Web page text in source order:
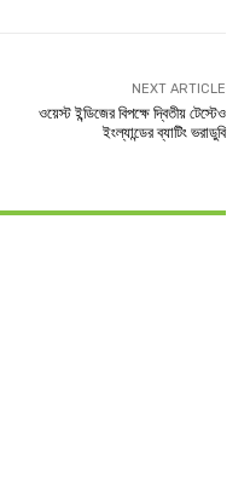
NEXT ARTICLE
ওয়েস্ট ইন্ডিজের বিপক্ষে দ্বিতীয় টেস্টেও
ইংল্যান্ডের ব্যাটিং ভরাডুবি